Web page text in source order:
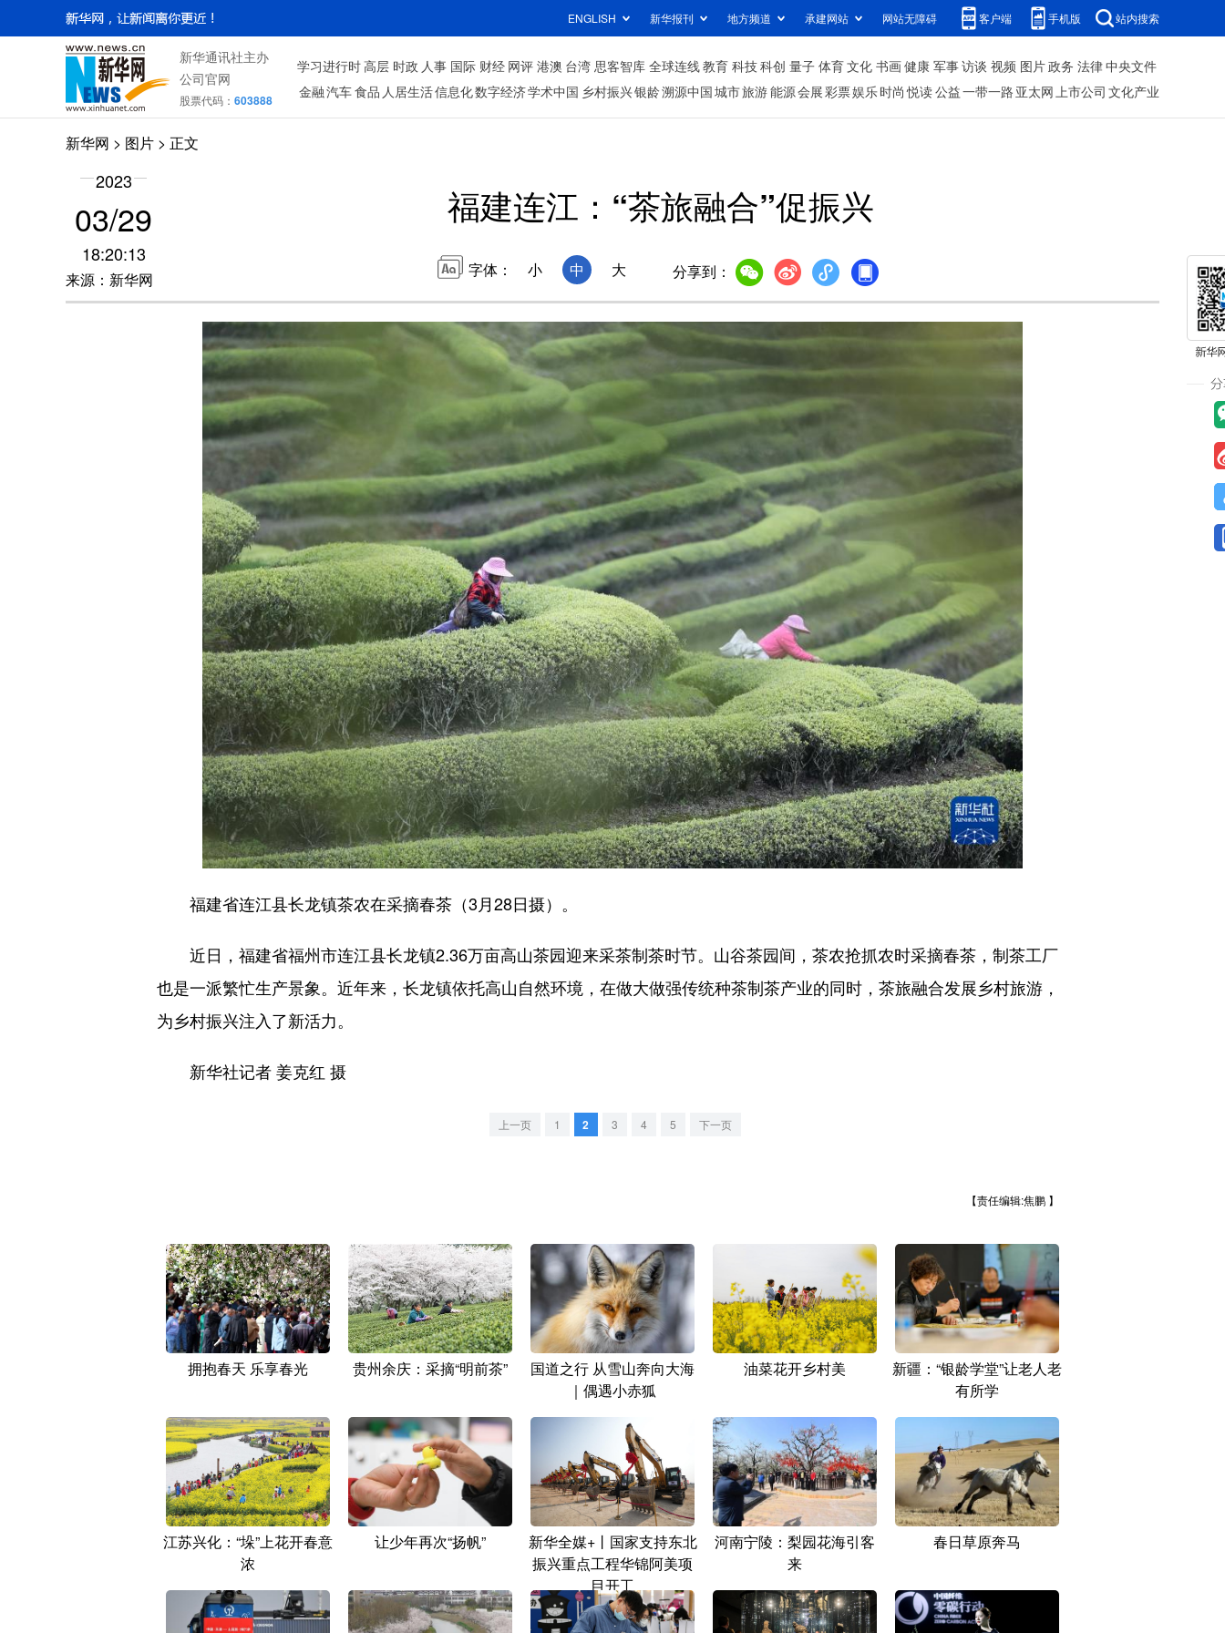
ENGLISH 新华报刊 地方频道 承建网站 网站无障碍 客户端 手机版 站内搜索
新华通讯社主办
公司官网
股票代码： 603888
学习进行时高层 时政 人事 国际 财经 网评 港澳 台湾 思客智库 全球连线教育 科技科创 量子 体育文化 书画健康 军事访谈 视频 图片政务 法律中央文件
金融汽车食品 人居生活信息化数字经济学术中国 乡村振兴银龄溯源中国城市旅游能源会展彩票娱乐时尚 悦读公益一带一路 亚太网上市公司 文化产业
新华网 > 图片 > 正文
2023
03/29
18:20:13
来源：新华网
福建连江：“茶旅融合”促振兴
字体： 小 中 大 分享到：
福建省连江县长龙镇茶农在采摘春茶（3月28日摄）。
近日，福建省福州市连江县长龙镇2.36万亩高山茶园迎来采茶制茶时节。山谷茶园间，茶农抢抓农时采摘春茶，制茶工厂
也是一派繁忙生产景象。近年来，长龙镇依托高山自然环境，在做大做强传统种茶制茶产业的同时，茶旅融合发展乡村旅游，
为乡村振兴注入了新活力。
新华社记者 姜克红 摄
上一页 1 2 3 4 5 下一页
【责任编辑:焦鹏 】
拥抱春天 乐享春光 贵州余庆：采摘“明前茶”
国道之行 从雪山奔向大海
｜偶遇小赤狐
油菜花开乡村美
新疆：“银龄学堂”让老人老
有所学
江苏兴化：“垛”上花开春意
浓
让少年再次“扬帆”
新华全媒+丨国家支持东北
振兴重点工程华锦阿美项
目开工
河南宁陵：梨园花海引客
来
春日草原奔马